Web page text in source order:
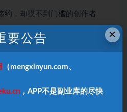
约，却摸不到门槛的创作者
不到正确升级方向的从业者
直接切入高收益赛道的小白
×
要公告
（mengxinyun.com、
，APP不是副业库的尽快